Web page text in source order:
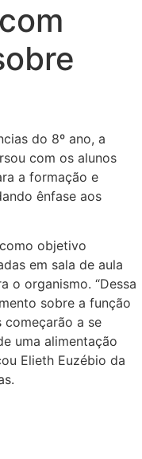
do 8º ano, a
com os alunos
a formação e
ênfase aos
objetivo
em sala de aula
o organismo. “Dessa
sobre a função
começarão a se
uma alimentação
Elieth Euzébio da